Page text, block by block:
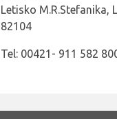
Letisko M.R.Stefanika,
82104
Tel: 00421- 911 582